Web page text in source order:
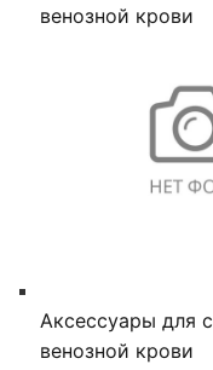
венозной крови
Аксессуары для
венозной крови